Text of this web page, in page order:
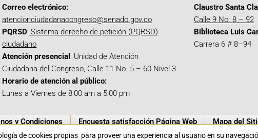
Correo electrónico:
atencionciudadanacongreso@senado.gov.co
PQRSD: Sistema derecho de petición (PQRSD)
ciudadano
Atención presencial : Unidad de Atención
Ciudadana del Congreso, Calle 11 No. 5 – 60 Nivel 3
Horario de atención al público:
Lunes a Viernes de 8:00 am a 5:00 pm
Claustro Santa
Calle 9 No. 8 – 92
Biblioteca Luis
Carrera 6 # 8–94
y Condiciones Encuesta satisfacción Página Web Mapa del
de cookies propias para proveer una experiencia al usuario en su